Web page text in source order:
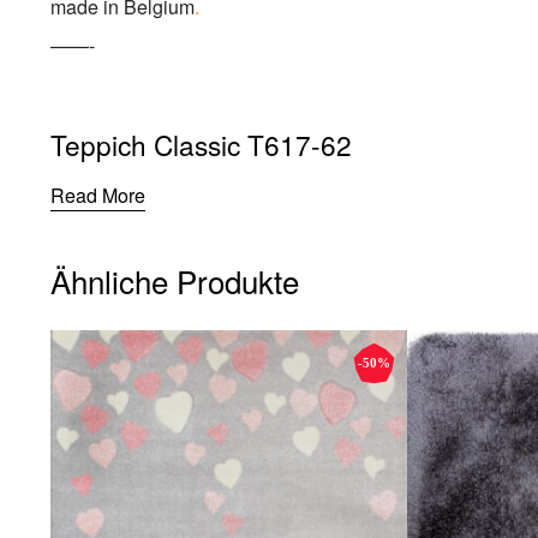
made in Belgium.
——-
Teppich Classic T617-62
Read More
Ähnliche Produkte
-50%